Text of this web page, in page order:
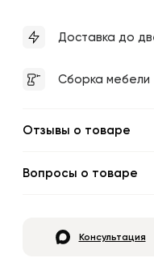
Доставка до
Сборка мебели
Отзывы о товаре
Вопросы о товаре
Консультация